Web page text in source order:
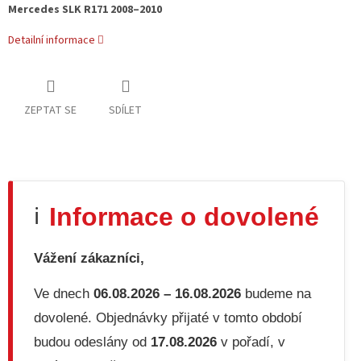
Mercedes SLK R171 2008–2010
Detailní informace
ZEPTAT SE SDÍLET
ℹ️ Informace o dovolené
Vážení zákazníci,
Ve dnech 06.08.2026 – 16.08.2026 budeme na
dovolené. Objednávky přijaté v tomto období
budou odeslány od 17.08.2026 v pořadí, v